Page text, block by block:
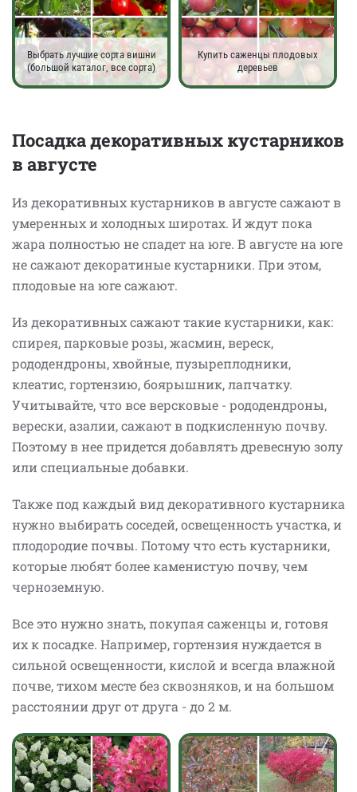
Выбрать лучшие сорта вишни
(большой каталог, все сорта)
Купить саженцы плодовых
деревьев
Посадка декоративных кустарников
в августе
Из декоративных кустарников в августе сажают в
умеренных и холодных широтах. И ждут пока
жара полностью не спадет на юге. В августе на юге
не сажают декоратиные кустарники. При этом,
плодовые на юге сажают.
Из декоративных сажают такие кустарники, как:
спирея, парковые розы, жасмин, вереск,
рододендроны, хвойные, пузыреплодники,
клеатис, гортензию, боярышник, лапчатку.
Учитывайте, что все версковые - рододендроны,
верески, азалии, сажают в подкисленную почву.
Поэтому в нее придется добавлять древесную золу
или специальные добавки.
Также под каждый вид декоративного кустарника
нужно выбирать соседей, освещенность участка, и
плодородие почвы. Потому что есть кустарники,
которые любят более каменистую почву, чем
черноземную.
Все это нужно знать, покупая саженцы и, готовя
их к посадке. Например, гортензия нуждается в
сильной освещенности, кислой и всегда влажной
почве, тихом месте без сквозняков, и на большом
расстоянии друг от друга - до 2 м.